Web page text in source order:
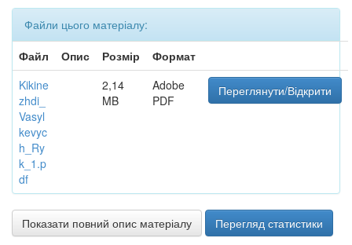
Файли цього матеріалу:
Файл
Опис Розмір
Формат
Kikine
zhdi_
Vasyl
kevyc
h_Ry
k_1.p
df
2,14
MB
Adobe
PDF
Переглянути/Відкрити
Показати повний опис матеріалу Перегляд статистики